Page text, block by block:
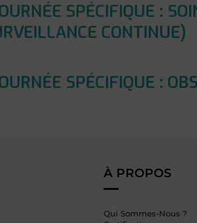
SPÉCIFIQUE :
CONTINUE)
SPÉCIFIQUE :
À PROPOS
Qui Sommes-Nous ?